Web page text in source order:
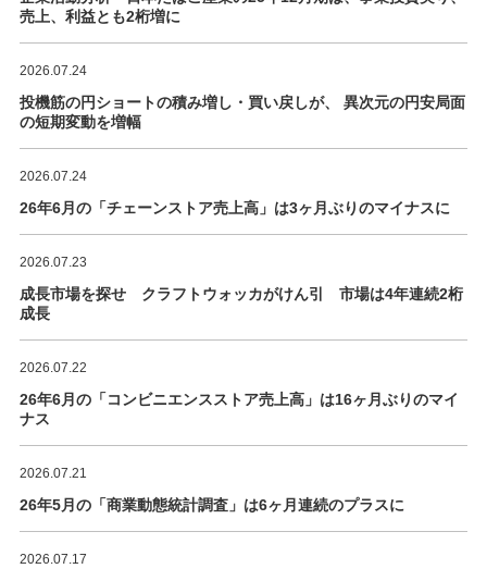
売上、利益とも2桁増に
2026.07.24
投機筋の円ショートの積み増し・買い戻しが、 異次元の円安局面
の短期変動を増幅
2026.07.24
26年6月の「チェーンストア売上高」は3ヶ月ぶりのマイナスに
2026.07.23
成長市場を探せ クラフトウォッカがけん引 市場は4年連続2桁
成長
2026.07.22
26年6月の「コンビニエンスストア売上高」は16ヶ月ぶりのマイ
ナス
2026.07.21
26年5月の「商業動態統計調査」は6ヶ月連続のプラスに
2026.07.17